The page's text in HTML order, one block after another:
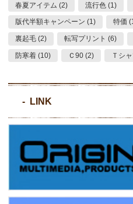
春夏アイテム (2) 流行色 (1)
版代半額キャンペーン (1) 特価
裏起毛 (2) 転写プリント (6)
防寒着 (10) Ｃ90 (2) Ｔシ
LINK